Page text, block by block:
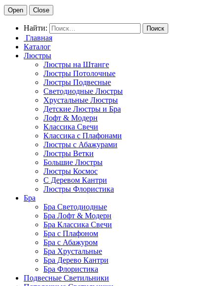
Open Close
Найти:
Главная
Каталог
Люстры
Люстры на Штанге
Люстры Потолочные
Люстры Подвесные
Светодиодные Люстры
Хрустальные Люстры
Детские Люстры и Бра
Лофт & Модерн
Классика Свечи
Классика с Плафонами
Люстры с Абажурами
Люстры Ветки
Большие Люстры
Люстры Космос
С Деревом Кантри
Люстры Флористика
Бра
Бра Светодиодные
Бра Лофт & Модерн
Бра Классика Свечи
Бра с Плафоном
Бра с Абажуром
Бра Хрустальные
Бра Дерево Кантри
Бра Флористика
Подвесные Светильники